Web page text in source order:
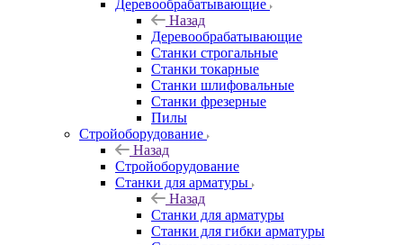
Деревообрабатывающие
Назад
Деревообрабатывающие
Станки строгальные
Станки токарные
Станки шлифовальные
Станки фрезерные
Пилы
Стройоборудование
Назад
Стройоборудование
Станки для арматуры
Назад
Станки для арматуры
Станки для гибки арматуры